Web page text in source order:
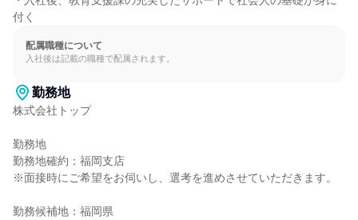
付く
配属職種について
入社後は記載の職種で配属されます。
勤務地
株式会社トップ
勤務地
勤務地確約：福岡支店
※面接時にご希望をお伺いし、選考を進めさせていただきます。
勤務候補地：福岡県